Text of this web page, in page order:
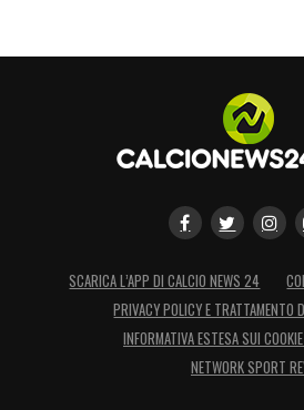
SCARICA L’APP DI CALCIO NEWS 24
PRIVACY POLICY E TRATTAMENTO
INFORMATIVA ESTESA SUI
NETWORK SPORT